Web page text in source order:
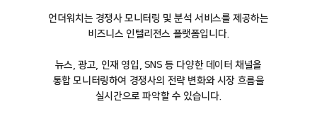
언더워치는 경쟁사 모니터링 및 분석 서비스를 제공하는
비즈니스 인텔리전스 플랫폼입니다.
뉴스, 광고, 인재 영입, SNS 등 다양한 데이터 채널을
통합 모니터링하여 경쟁사의 전략 변화와 시장 흐름을
실시간으로 파악할 수 있습니다.